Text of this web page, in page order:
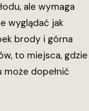
ale wymaga
wyglądać jak
brody i górna
to miejsca, gdzie
dopełnić